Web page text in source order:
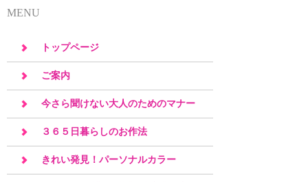
MENU
トップページ
ご案内
今さら聞けない大人のためのマナー
３６５日暮らしのお作法
きれい発見！パーソナルカラー